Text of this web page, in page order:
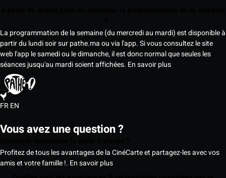
La programmation de la semaine (du mercredi au mardi) est disponible à
partir du lundi soir sur pathe.ma ou via l'app. Si vous consultez le site
web l'app le samedi ou le dimanche, il est donc normal que seules les
séances jusqu'au mardi soient affichées. En savoir plus
FREN
Vous avez une question ?
Profitez de tous les avantages de la CinéCarte et partagez-les avec vos
amis et votre famille !. En savoir plus